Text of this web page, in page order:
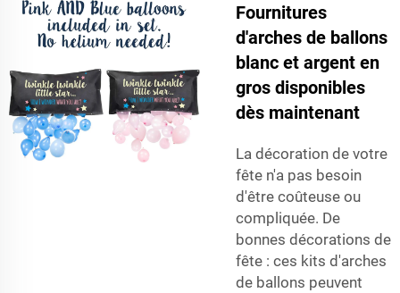
Fournitures
d'arches de ballons
blanc et argent en
gros disponibles
dès maintenant
La décoration de votre
fête n'a pas besoin
d'être coûteuse ou
compliquée. De
bonnes décorations de
fête : ces kits d'arches
de ballons peuvent